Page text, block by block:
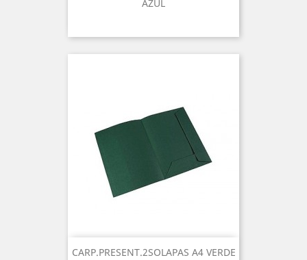
AZUL
CARP.PRESENT.2SOLAPAS A4 VERDE